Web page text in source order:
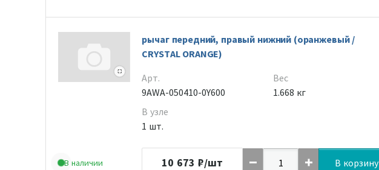
В наличии
рычаг передний, правый нижний (оранжевый /
CRYSTAL ORANGE)
Арт.
9AWA-050410-0Y600
В узле
1 шт.
Вес
1.668 кг
10 673 ₽/шт В корзину